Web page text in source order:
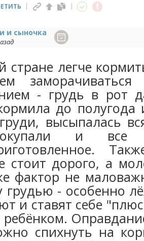
и сыночка
стране легче
- грудь в рот
до полугода
высыпалась
и все
стоит дорого, а
фактор не
грудью - особенно
и ставят себе
ребёнком.
спихнуть на